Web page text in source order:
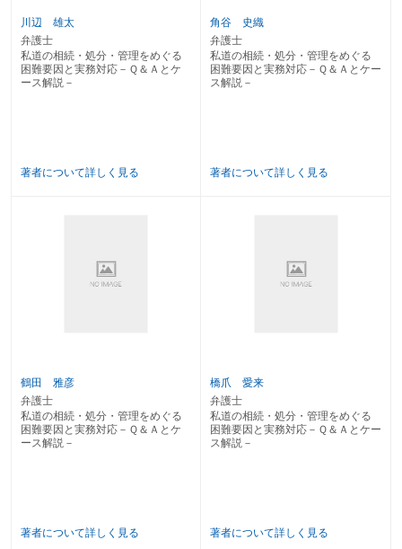
〔53〕 私道の通行妨害を排除する方法は？
〔54〕 赤道の払下げを受けたい場合は？
〔55〕 「公共の用に供する道路」とは？
〔56〕 私道に設置されたライフライン設備の維持・管理は？
〔57〕 通行地役権の設定登記の方法は？
相続人らが取得し残りを売却）する際に「道路」配置をする場合①
Case２ 広い土地の遺産分割において現物分割、例えば分譲（一部の土地を
Case５ 被相続人の相続財産と思われた土地が里道の可能性があるといわれ
ている場合
第２章 売買に関するケース
Case８ 宅地の売却をしようとして宅地と接する私道部分の境界確認をする
際に一部の私道共有者が所在不明の場合
川辺 雄太
弁護士
私道の相続・処分・管理をめぐる
困難要因と実務対応－Ｑ＆Ａとケ
ース解説－
著者について詳しく見る
角谷 史織
弁護士
私道の相続・処分・管理をめぐる
困難要因と実務対応－Ｑ＆Ａとケー
ス解説－
著者について詳しく見る
鶴田 雅彦
弁護士
私道の相続・処分・管理をめぐる
困難要因と実務対応－Ｑ＆Ａとケ
ース解説－
著者について詳しく見る
橋爪 愛来
弁護士
私道の相続・処分・管理をめぐる
困難要因と実務対応－Ｑ＆Ａとケー
ス解説－
著者について詳しく見る